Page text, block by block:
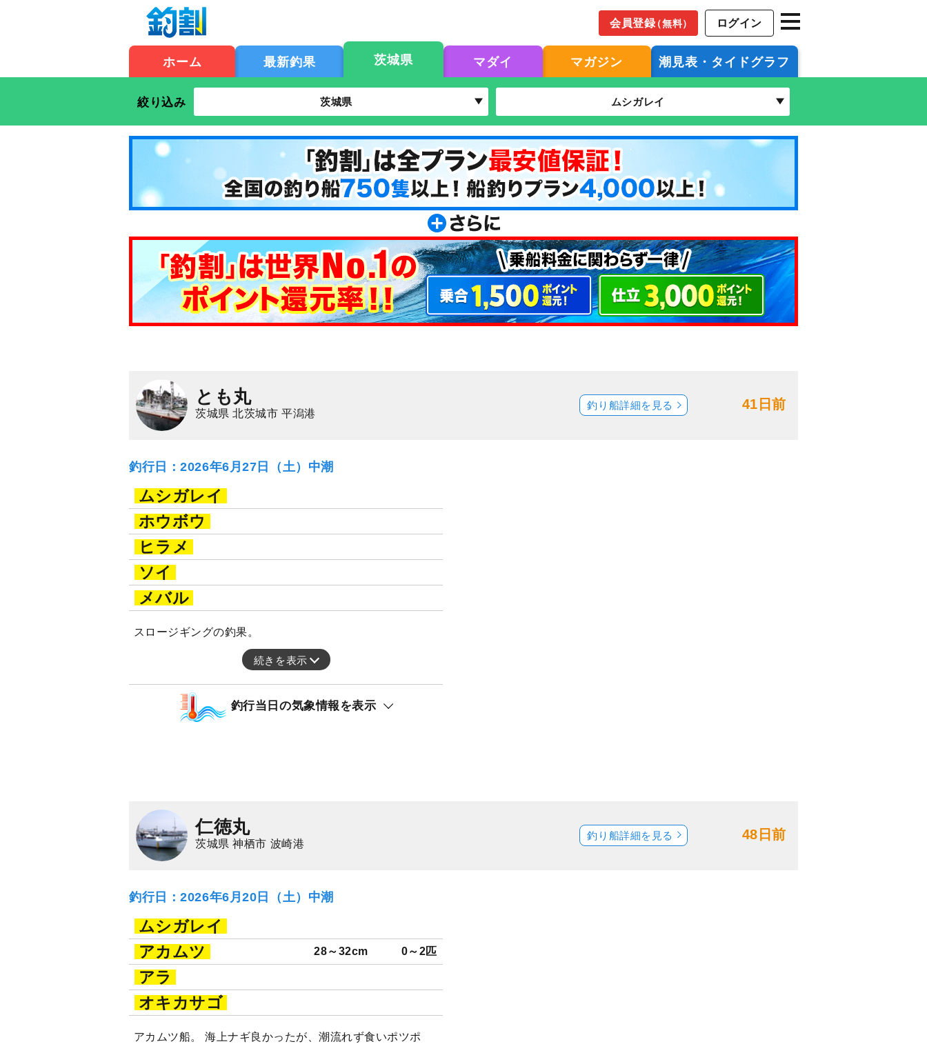
会員登録（無料） ログイン
ホーム 最新釣果 茨城県 マダイ マガジン 潮見表・タイドグラフ
絞り込み 茨城県 ムシガレイ
とも丸
茨城県 北茨城市 平潟港
41日前
釣り船詳細を見る
釣行日：2026年6月27日（土）中潮
ムシガレイ
ホウボウ
ヒラメ
ソイ
メバル
スロージギングの釣果。
続きを表示
釣行当日の気象情報を表示
仁徳丸
茨城県 神栖市 波崎港
48日前
釣り船詳細を見る
釣行日：2026年6月20日（土）中潮
ムシガレイ
アカムツ
28～32cm 0～2匹
アラ
オキカサゴ
アカムツ船。 海上ナギ良かったが、潮流れず食いポツポ